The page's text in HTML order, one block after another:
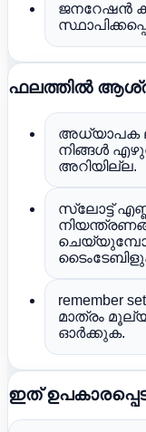
ജനറേഷൻ
ഫലത്തിൽ
അധ്യാപക
നിങ്ങൾ
അറിയില്ല.
സ്ലോട്ട്
remember
മാത്രം
ഓർക്കുക.
ഇത്